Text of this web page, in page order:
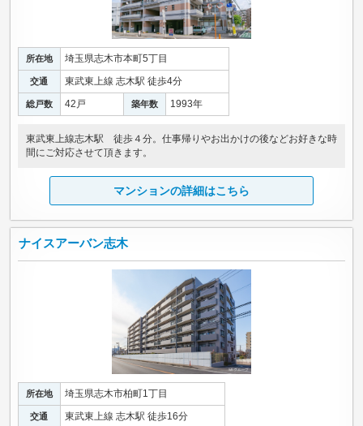
所在地 埼玉県志木市本町5丁目
交通 東武東上線 志木駅 徒歩4分
総戸数 42戸 築年数 1993年
東武東上線志木駅 徒歩４分。仕事帰りやお出かけの後などお好きな時
間にご対応させて頂きます。
マンションの詳細はこちら
ナイスアーバン志木
所在地 埼玉県志木市柏町1丁目
交通 東武東上線 志木駅 徒歩16分